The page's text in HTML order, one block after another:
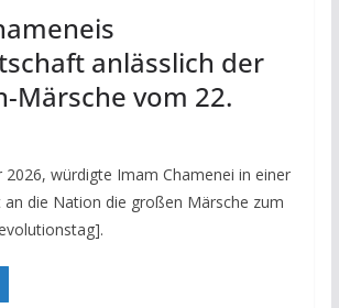
anlässlich der
Märsche vom 22.
2026, würdigte Imam Chamenei in einer
die Nation die großen Märsche zum